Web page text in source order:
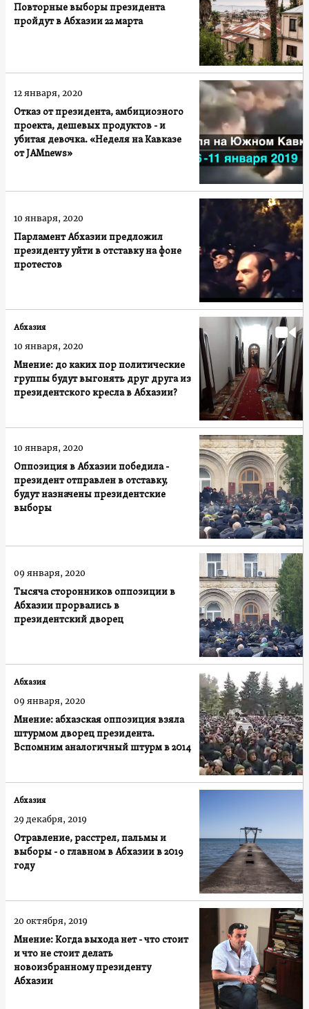
Повторные выборы президента
пройдут в Абхазии 22 марта
Отказ от президента, амбициозного
проекта, дешевых продуктов - и
убитая девочка. «Неделя на Кавказе
от JAMnews»
12 января, 2020
Парламент Абхазии предложил
президенту уйти в отставку на фоне
протестов
10 января, 2020
Мнение: до каких пор политические
группы будут выгонять друг друга из
президентского кресла в Абхазии?
Абхазия
10 января, 2020
Оппозиция в Абхазии победила -
президент отправлен в отставку,
будут назначены президентские
выборы
10 января, 2020
Тысяча сторонников оппозиции в
Абхазии прорвались в
президентский дворец
09 января, 2020
Мнение: абхазская оппозиция взяла
штурмом дворец президента.
Вспомним аналогичный штурм в 2014
Абхазия
09 января, 2020
Отравление, расстрел, пальмы и
выборы - о главном в Абхазии в 2019
году
Абхазия
29 декабря, 2019
Мнение: Когда выхода нет - что стоит
и что не стоит делать
новоизбранному президенту
Абхазии
20 октября, 2019